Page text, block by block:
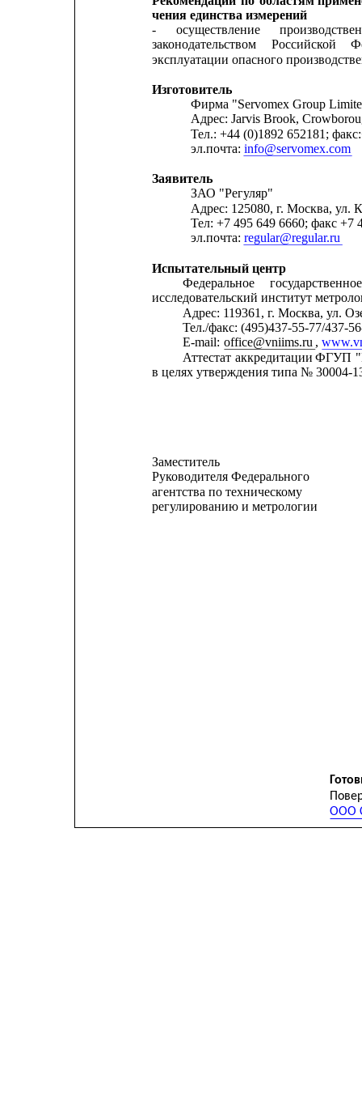
чения единства измерений
-
осуществление
законодательством
Российской
эксплуатации опасного
Изготовитель
Фирма "Servomex Group
Адрес: Jarvis Brook,
Тел.: +44 (0)1892 652181;
эл.почта: info@servomex.com
Заявитель
ЗАО "Регуляр"
Адрес: 125080, г. Москва, ул.
Тел: +7 495 649 6660; факс +7
эл.почта: regular@regular.ru
Испытательный центр
Федеральное
государственное
исследовательский институт
Адрес: 119361, г. Москва, ул.
Тел./факс: (495)437-55-77/437-
E-mail: office@vniims.ru ,
Аттестат аккредитации ФГУП
в целях утверждения типа № 30004-
Заместитель
Руководителя Федерального
агентства по техническому
регулированию и метрологии
ООО